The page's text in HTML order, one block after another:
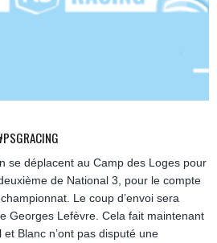
se déplacent au Camp des Loges pour
de National 3, pour le compte
Le coup d’envoi sera
Georges Lefèvre. Cela fait maintenant
Blanc n’ont pas disputé une